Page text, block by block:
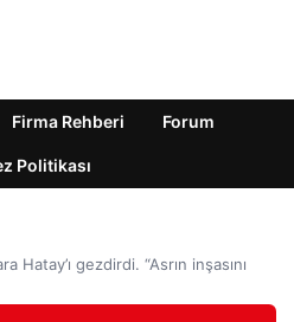
Firma Rehberi Forum
Politikası
Hatay’ı gezdirdi. “Asrın inşasını